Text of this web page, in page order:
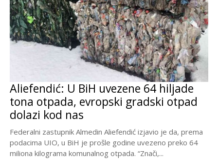
Aliefendić: U BiH uvezene 64 hiljade
tona otpada, evropski gradski otpad
dolazi kod nas
Federalni zastupnik Almedin Aliefendić izjavio je da, prema
podacima UIO, u BiH je prošle godine uvezeno preko 64
miliona kilograma komunalnog otpada. “Znači,...